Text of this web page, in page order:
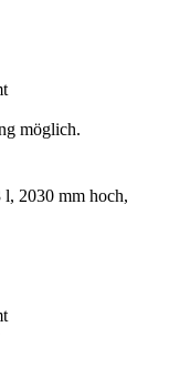
möglich.
2030 mm hoch,